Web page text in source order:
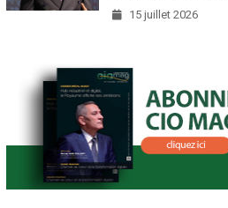
15 juillet 2026